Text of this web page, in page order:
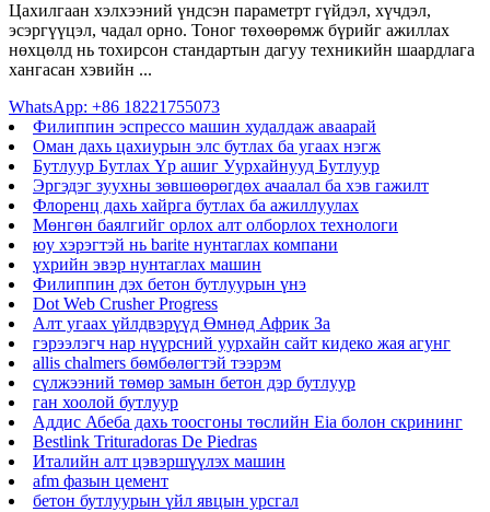
Цахилгаан хэлхээний үндсэн параметрт гүйдэл, хүчдэл,
эсэргүүцэл, чадал орно. Тоног төхөөрөмж бүрийг ажиллах
нөхцөлд нь тохирсон стандартын дагуу техникийн шаардлага
хангасан хэвийн ...
WhatsApp: +86 18221755073
Филиппин эспрессо машин худалдаж аваарай
Оман дахь цахиурын элс бутлах ба угаах нэгж
Бутлуур Бутлах Үр ашиг Уурхайнууд Бутлуур
Эргэдэг зуухны зөвшөөрөгдөх ачаалал ба хэв гажилт
Флоренц дахь хайрга бутлах ба ажиллуулах
Мөнгөн баялгийг орлох алт олборлох технологи
юу хэрэгтэй нь barite нунтаглах компани
үхрийн эвэр нунтаглах машин
Филиппин дэх бетон бутлуурын үнэ
Dot Web Crusher Progress
Алт угаах үйлдвэрүүд Өмнөд Африк За
гэрээлэгч нар нүүрсний уурхайн сайт кидеко жая агунг
allis chalmers бөмбөлөгтэй тээрэм
сүлжээний төмөр замын бетон дэр бутлуур
ган хоолой бутлуур
Аддис Абеба дахь тоосгоны төслийн Eia болон скрининг
Bestlink Trituradoras De Piedras
Италийн алт цэвэршүүлэх машин
afm фазын цемент
бетон бутлуурын үйл явцын урсгал